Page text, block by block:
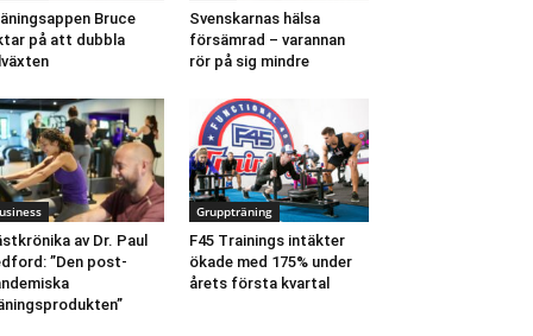
Bruce
på att dubbla
Svenskarnas hälsa
försämrad – varannan
rör på sig mindre
av Dr. Paul
”Den post-
Gruppträning
F45 Trainings intäkter
ökade med 175% under
årets första kvartal